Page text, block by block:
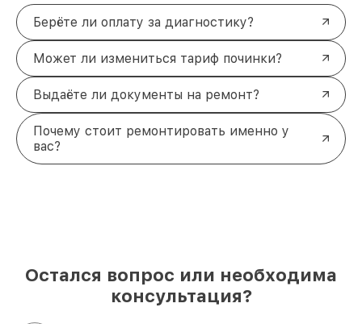
Берёте ли оплату за диагностику?
Может ли измениться тариф починки?
Выдаёте ли документы на ремонт?
Почему стоит ремонтировать именно у
вас?
Остался вопрос или необходима
консультация?